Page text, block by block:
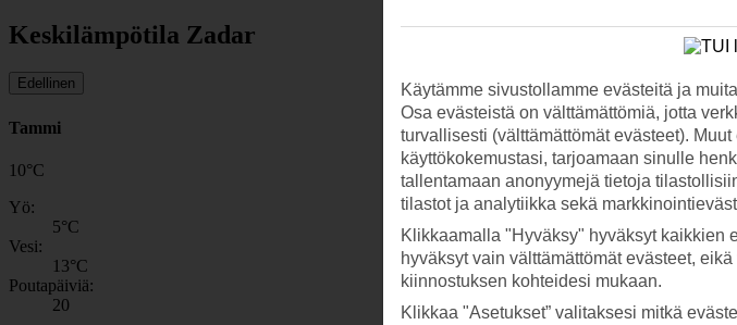
Keskilämpötila Zadar
Edellinen
Tammi
10°C
Yö:
5°C
Vesi:
13°C
Poutapäiviä:
20
Käytämme sivustollamme evästeitä ja
Osa evästeistä on välttämättömiä, jotta
turvallisesti (välttämättömät evästeet).
käyttökokemustasi, tarjoamaan sinulle
tallentamaan anonyymejä tietoja
tilastot ja analytiikka sekä
Klikkaamalla "Hyväksy" hyväksyt kaikkien
hyväksyt vain välttämättömät evästeet,
kiinnostuksen kohteidesi mukaan.
Klikkaa "Asetukset” valitaksesi mitkä